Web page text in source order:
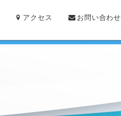
アクセス お問い合わせ